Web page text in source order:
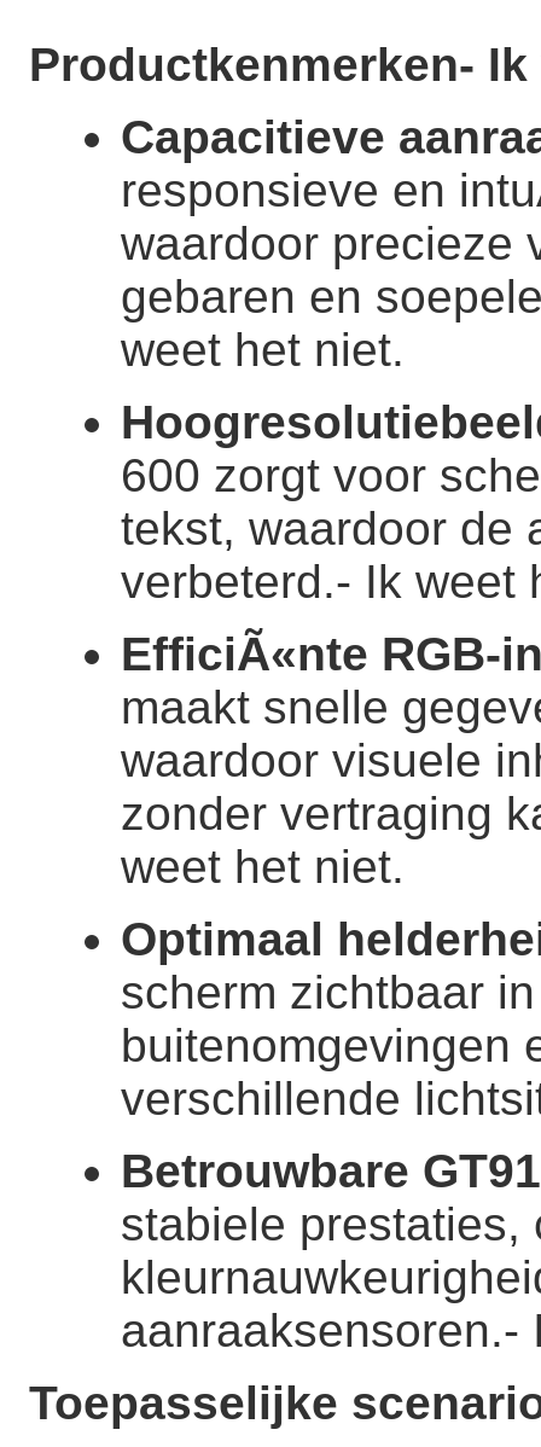
Productkenmerken- Ik
Capacitieve
responsieve en
waardoor precieze
gebaren en
weet het niet.
600 zorgt voor
tekst, waardoor de
verbeterd.- Ik weet
EfficiÃ«nte RGB-
maakt snelle
waardoor visuele
zonder vertraging
weet het niet.
Optimaal
scherm zichtbaar
buitenomgevingen
verschillende
Betrouwbare
stabiele prestaties,
aanraaksensoren.-
Toepasselijke